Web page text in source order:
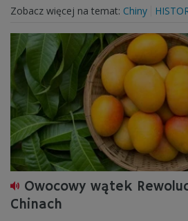
Zobacz więcej na temat: Chiny
Owocowy wątek
Chinach